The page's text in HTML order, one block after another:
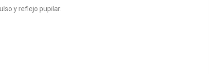
y reflejo pupilar.